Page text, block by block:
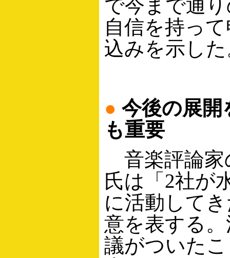
で今まで通
自信を持っ
込みを示し
● 今後の展開
も重要
音楽評論家
氏は「2社が
に活動して
意を表する
議がついた